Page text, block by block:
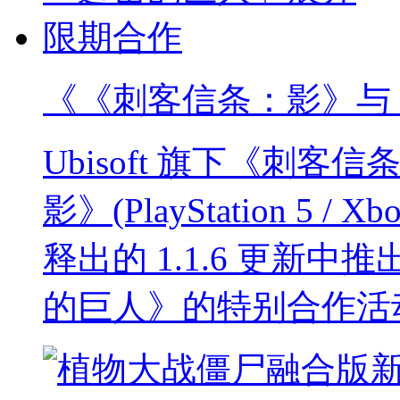
《《刺客信条：影》
Ubisoft 旗下《刺客信
影》(PlayStation 5 /
释出的 1.1.6 更新中推
的巨人》的特别合作活